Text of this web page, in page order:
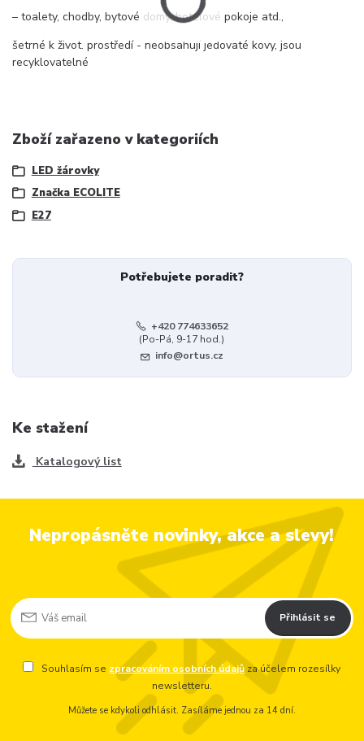
– toalety, chodby, bytové domy, hotelové pokoje atd.,
šetrné k život. prostředí - neobsahují jedovaté kovy, jsou
recyklovatelné
Zboží zařazeno v kategoriích
LED žárovky
Značka ECOLITE
E27
Potřebujete poradit?
+420 774633652
(Po-Pá, 9-17 hod.)
info@ortus.cz
Ke stažení
Katalogový list
Nepropásněte novinky, akce a slevy!
Přihlásit se
Souhlasím se zpracováním osobních údajů za účelem rozesílky
newsletteru.
Můžete se kdykoli odhlásit. Zasíláme jednou za 14 dní.